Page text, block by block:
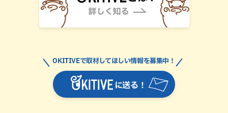
に送る！
OKITIVEで取材してほしい情報を募集中！